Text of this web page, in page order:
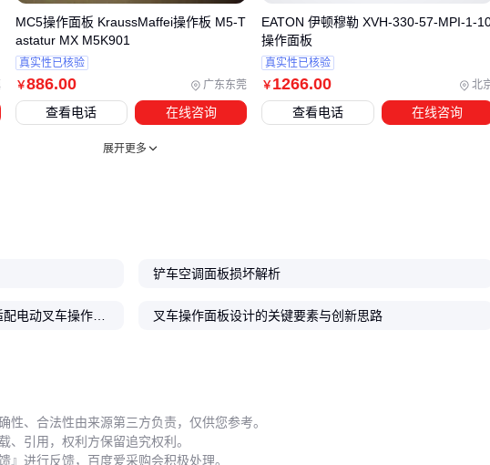
露天作业的叉车应检查线束防水等级，避免雨水腐蚀导致接
触不良
面板安装后的调试环节往往需要专用工具配合。例如拆卸旧面
板时可能需要叉车维修专用钩子
，而调试控制箱参数时会用
到特定规格的叉车继电器
。建议在采购前向供应商索要完整
的配套件清单。
态。若发现叉车急停开关出现卡滞，应立即停用并更换相关模
块，避免紧急情况下失灵。
散热风扇的转速是否正常。
线束维护是另一个成本黑洞。振动较大的工况容易导致叉车信
￥886.00 广东东莞
MC5操作面板 KraussMaffei操作板 M5-T
astatur MX M5K901
真实性已核验
查看电话 在线咨询
￥ 1266.00 北
EATON 伊顿穆勒 XVH-330-57-MPI-1-
操作面板
真实性已核验
查看电话 在线咨询
展开更多
铲车空调面板损坏解析
直流48V带灯APT自锁按钮 塑料头部 适配电动叉车操作面板 叉车操作面板设计的关键要素与创新思路
性、合法性由来源第三方负责，仅供您参考。
、引用，权利方保留追究权利。
进行反馈，百度爱采购会积极处理。